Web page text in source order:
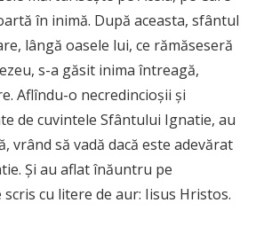
în inimă. După aceasta, sfântul
lângă oasele lui, ce rămăseseră
s-a găsit inima întreagă,
Aflîndu-o necredincioşii şi
de cuvintele Sfântului Ignatie, au
vrând să vadă dacă este adevărat
Şi au aflat înăuntru pe
cu litere de aur: Iisus Hristos.